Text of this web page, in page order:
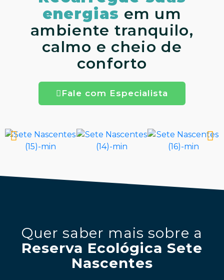
energias em um
ambiente tranquilo,
calmo e cheio de
conforto
Fale com Especialista
Quer saber mais sobre a
Reserva Ecológica Sete
Nascentes